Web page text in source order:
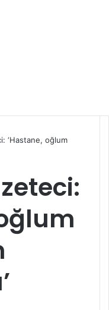
‘Hastane, oğlum